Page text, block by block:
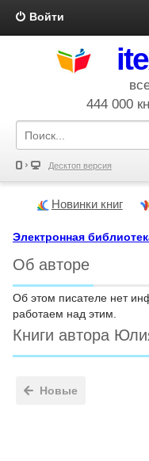
Войти
444 000
Десктоп версия
Новинки книг
Электронная
Об авторе
Об этом писателе нет
работаем над этим.
Книги автора
Новые